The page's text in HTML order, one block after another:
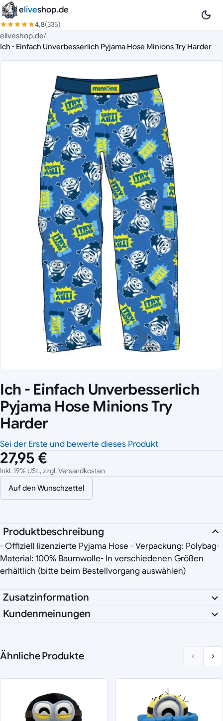
Zum Inhalt springen
eliveshop.de
4,8(335)
eliveshop.de/
Ich - Einfach Unverbesserlich Pyjama Hose Minions Try Harder
Ich - Einfach Unverbesserlich
Pyjama Hose Minions Try
Harder
Sei der Erste und bewerte dieses Produkt
27,95 €
Inkl. 19% USt., zzgl.Versandkosten
Auf den Wunschzettel
Produktbeschreibung
- Offiziell lizenzierte Pyjama Hose - Verpackung: Polybag-
Material: 100% Baumwolle- In verschiedenen Größen
erhältlich (bitte beim Bestellvorgang auswählen)
Zusatzinformation
Kundenmeinungen
Ähnliche Produkte